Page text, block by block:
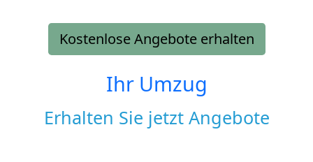
Kostenlose Angebote erhalten
Ihr Umzug
Erhalten Sie jetzt Angebote